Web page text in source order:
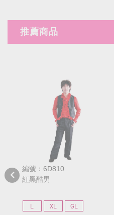
推薦商品
編號：6D810
紅黑酷男
L XL GL